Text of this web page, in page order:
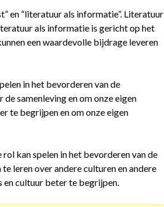
en “literatuur als informatie”. Literatuur
als informatie is gericht op het
een waardevolle bijdrage leveren
in het bevorderen van de
samenleving en om onze eigen
te begrijpen en om onze eigen
kan spelen in het bevorderen van de
leren over andere culturen en andere
en cultuur beter te begrijpen.